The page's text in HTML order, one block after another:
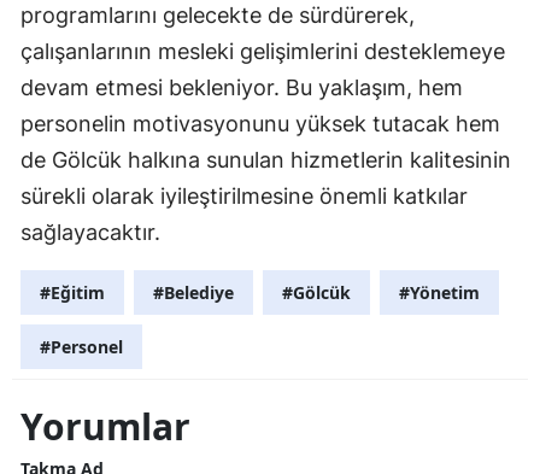
programlarını gelecekte de sürdürerek,
çalışanlarının mesleki gelişimlerini desteklemeye
devam etmesi bekleniyor. Bu yaklaşım, hem
personelin motivasyonunu yüksek tutacak hem
de Gölcük halkına sunulan hizmetlerin kalitesinin
sürekli olarak iyileştirilmesine önemli katkılar
sağlayacaktır.
#Eğitim #Belediye #Gölcük #Yönetim
#Personel
Yorumlar
Takma Ad